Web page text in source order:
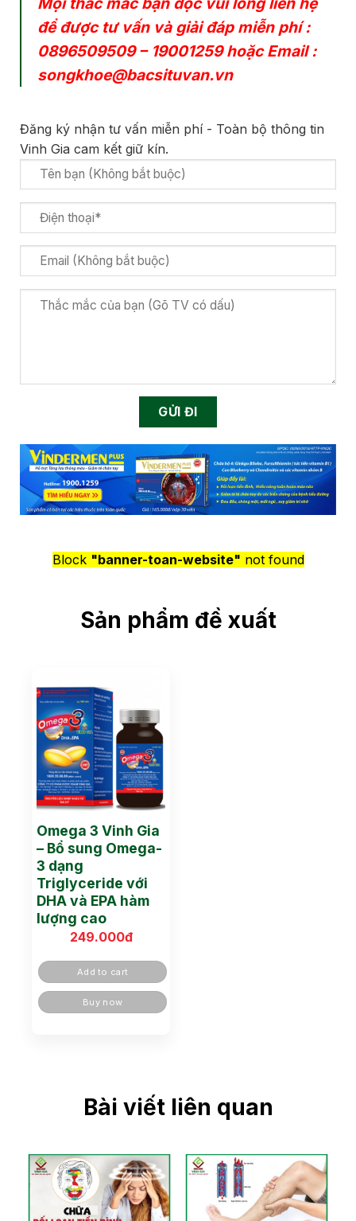
để được tư vấn và giải đáp miễn phí :
0896509509– 19001259hoặc Email :
songkhoe@bacsituvan.vn
Đăng ký nhận tư vấn miễn phí - Toàn bộ thông tin
Vinh Gia cam kết giữ kín.
Block "banner-toan-website" not found
Sản phẩm đề xuất
Omega 3 Vinh Gia
– Bổ sung Omega-
3 dạng
Triglyceride với
DHA và EPA hàm
lượng cao
249.000đ
Add to cart
Buy now
Bài viết liên quan